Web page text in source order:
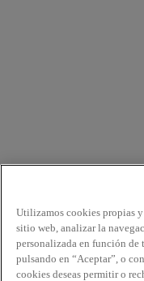
Utilizamos cookies propias
sitio web, analizar la
personalizada en función de
pulsando en “Aceptar”, o
cookies deseas permitir o